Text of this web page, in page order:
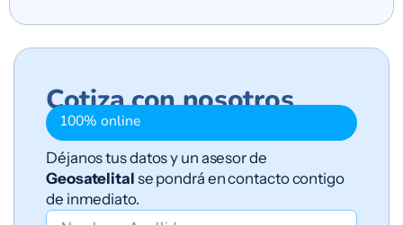
Cotiza con nosotros
100% online
Déjanos tus datos y un asesor de
Geosatelital se pondrá en contacto contigo
de inmediato.